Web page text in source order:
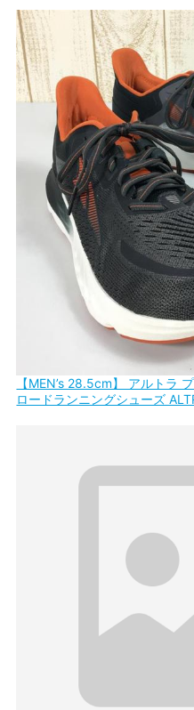
【MEN’s 28.5cm】 アルトラ
ロードランニングシューズ